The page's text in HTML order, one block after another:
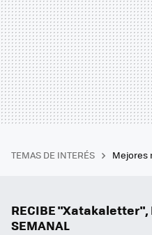
TEMAS DE INTERÉS Mejores
RECIBE "Xatakaletter",
SEMANAL